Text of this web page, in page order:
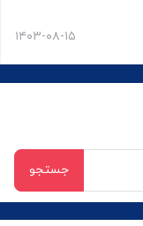
۱۴۰۳-۰۸-۱۵